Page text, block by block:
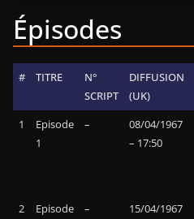
Épisodes
# TITRE
N°
SCRIPT
DIFFUSION
(UK)
1
Episode
1
–
08/04/1967
– 17:50
2
Episode
–
15/04/1967